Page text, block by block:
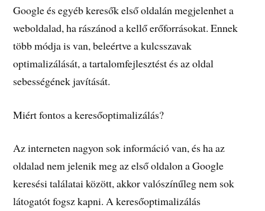
Google és egyéb keresők első oldalán megjelenhet a
weboldalad, ha rászánod a kellő erőforrásokat. Ennek
több módja is van, beleértve a kulcsszavak
optimalizálását, a tartalomfejlesztést és az oldal
sebességének javítását.
Miért fontos a keresőoptimalizálás?
Az interneten nagyon sok információ van, és ha az
oldalad nem jelenik meg az első oldalon a Google
keresési találatai között, akkor valószínűleg nem sok
látogatót fogsz kapni. A keresőoptimalizálás